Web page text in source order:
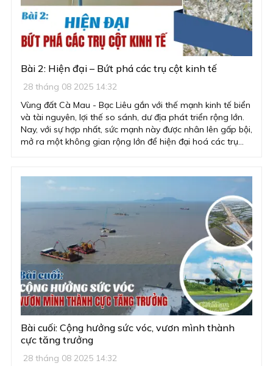
Bài 2: Hiện đại – Bứt phá các trụ cột kinh tế
28 tháng 08 2025 14:32
Vùng đất Cà Mau - Bạc Liêu gắn với thế mạnh kinh tế biển
và tài nguyên, lợi thế so sánh, dư địa phát triển rộng lớn.
Nay, với sự hợp nhất, sức mạnh này được nhân lên gấp bội,
mở ra một không gian rộng lớn để hiện đại hoá các trụ
Bài cuối: Cộng hưởng sức vóc, vươn mình thành
cực tăng trưởng
28 tháng 08 2025 14:32